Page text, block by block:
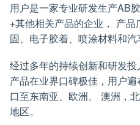
用户是一家专业研发生产AB
+其他相关产品的企业， 产
固、电子胶着、喷涂材料和汽
经过多年的持续创新和研发
产品在业界口碑极佳，用户
口至东南亚、欧洲、 澳洲，
地区。